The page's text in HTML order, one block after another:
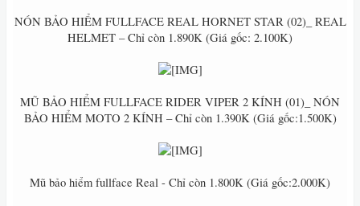
NÓN BẢO HIỂM FULLFACE REAL HORNET STAR (02)_ REAL
HELMET – Chỉ còn 1.890K (Giá gốc: 2.100K)
MŨ BẢO HIỂM FULLFACE RIDER VIPER 2 KÍNH (01)_ NÓN
BẢO HIỂM MOTO 2 KÍNH – Chỉ còn 1.390K (Giá gốc:1.500K)
Mũ bảo hiểm fullface Real - Chỉ còn 1.800K (Giá gốc:2.000K)